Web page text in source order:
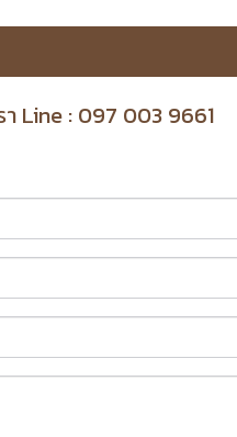
Line : 097 003 9661